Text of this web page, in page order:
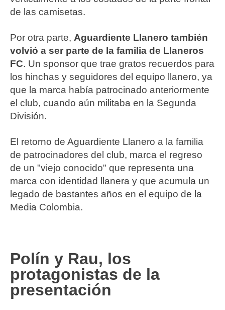
de las camisetas.
Por otra parte, Aguardiente Llanero también
volvió a ser parte de la familia de Llaneros
FC. Un sponsor que trae gratos recuerdos para
los hinchas y seguidores del equipo llanero, ya
que la marca había patrocinado anteriormente
el club, cuando aún militaba en la Segunda
División.
El retorno de Aguardiente Llanero a la familia
de patrocinadores del club, marca el regreso
de un "viejo conocido" que representa una
marca con identidad llanera y que acumula un
legado de bastantes años en el equipo de la
Media Colombia.
Polín y Rau, los
protagonistas de la
presentación